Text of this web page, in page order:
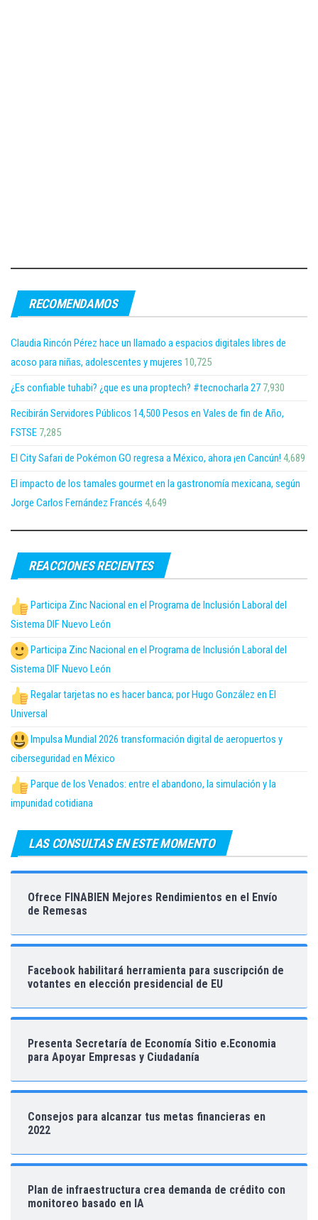
RECOMENDAMOS
Claudia Rincón Pérez hace un llamado a espacios digitales libres de
acoso para niñas, adolescentes y mujeres 10,725
¿Es confiable tuhabi? ¿que es una proptech? #tecnocharla 27 7,930
Recibirán Servidores Públicos 14,500 Pesos en Vales de fin de Año,
FSTSE 7,285
El City Safari de Pokémon GO regresa a México, ahora ¡en Cancún! 4,689
El impacto de los tamales gourmet en la gastronomía mexicana, según
Jorge Carlos Fernández Francés 4,649
REACCIONES RECIENTES
Participa Zinc Nacional en el Programa de Inclusión Laboral del
Sistema DIF Nuevo León
Participa Zinc Nacional en el Programa de Inclusión Laboral del
Sistema DIF Nuevo León
Regalar tarjetas no es hacer banca; por Hugo González en El
Universal
Impulsa Mundial 2026 transformación digital de aeropuertos y
ciberseguridad en México
Parque de los Venados: entre el abandono, la simulación y la
impunidad cotidiana
LAS CONSULTAS EN ESTE MOMENTO
Ofrece FINABIEN Mejores Rendimientos en el Envío
de Remesas
Facebook habilitará herramienta para suscripción de
votantes en elección presidencial de EU
Presenta Secretaría de Economía Sitio e.Economia
para Apoyar Empresas y Ciudadanía
Consejos para alcanzar tus metas financieras en
2022
Plan de infraestructura crea demanda de crédito con
monitoreo basado en IA